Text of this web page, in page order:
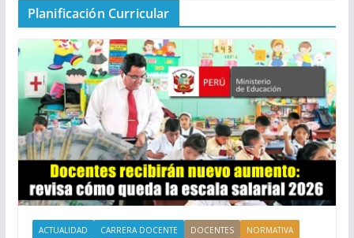
Planificación Curricular
ACTUALIDAD CARRERA DOCENTE DOCENTES
NORMATIVA